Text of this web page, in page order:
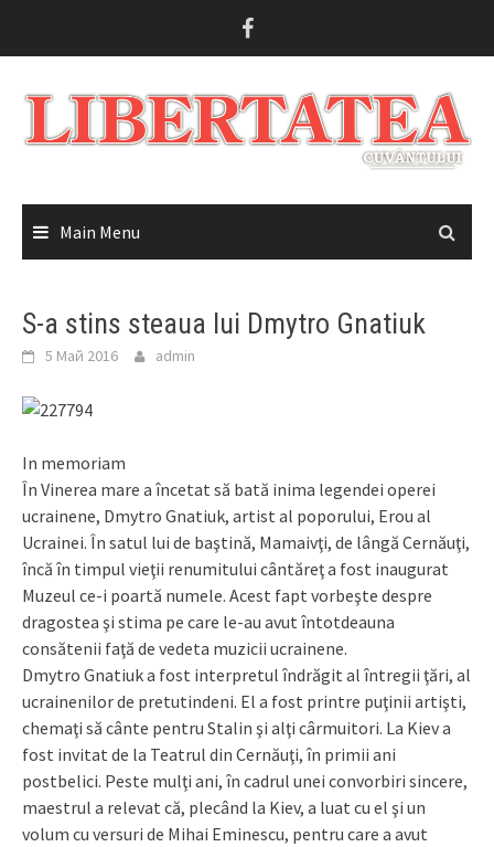
Main Menu
S-a stins steaua lui Dmytro Gnatiuk
5 Май 2016 admin
In memoriam
În Vinerea mare a încetat să bată inima legendei operei
ucrainene, Dmytro Gnatiuk, artist al poporului, Erou al
Ucrainei. În satul lui de baştină, Mamaivţi, de lângă Cernăuţi,
încă în timpul vieţii renumitului cântăreţ a fost inaugurat
Muzeul ce-i poartă numele. Acest fapt vorbeşte despre
dragostea şi stima pe care le-au avut întotdeauna
consătenii faţă de vedeta muzicii ucrainene.
Dmytro Gnatiuk a fost interpretul îndrăgit al întregii ţări, al
ucrainenilor de pretutindeni. El a fost printre puţinii artişti,
chemaţi să cânte pentru Stalin şi alţi cârmuitori. La Kiev a
fost invitat de la Teatrul din Cernăuţi, în primii ani
postbelici. Peste mulţi ani, în cadrul unei convorbiri sincere,
maestrul a relevat că, plecând la Kiev, a luat cu el şi un
volum cu versuri de Mihai Eminescu, pentru care a avut